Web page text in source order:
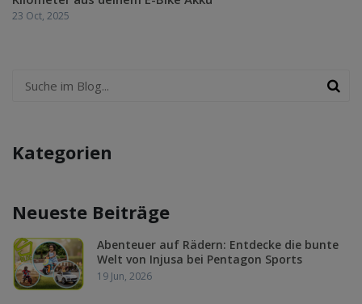
23 Oct, 2025
Kategorien
Neueste Beiträge
Abenteuer auf Rädern: Entdecke die bunte
Welt von Injusa bei Pentagon Sports
19 Jun, 2026